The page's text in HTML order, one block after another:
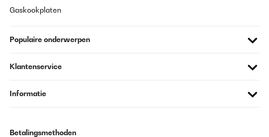
Gaskookplaten
Populaire onderwerpen
Klantenservice
Informatie
Betalingsmethoden